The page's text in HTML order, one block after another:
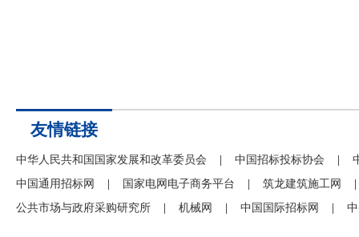
友情链接
中华人民共和国国家发展和改革委员会 中国招标投标协会
中国通用招标网
国家电网电子商务平台 筑龙建筑施工网
公共市场与政府采购研究所
机械网 中国国际招标网